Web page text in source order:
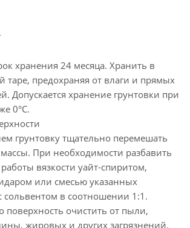
хранения 24 месяца. Хранить в
таре, предохраняя от влаги и прямых
Допускается хранение грунтовки при
0°С.
грунтовку тщательно перемешать
При необходимости разбавить
вязкости уайт-спиритом,
или смесью указанных
сольвентом в соотношении 1:1.
поверхность очистить от пыли,
жировых и других загрязнений.